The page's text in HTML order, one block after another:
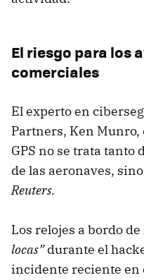
El riesgo para los
comerciales
El experto en
Partners, Ken Munro,
GPS no se trata tanto
de las aeronaves,
Reuters.
Los relojes a bordo
locas”durante el
incidente reciente en